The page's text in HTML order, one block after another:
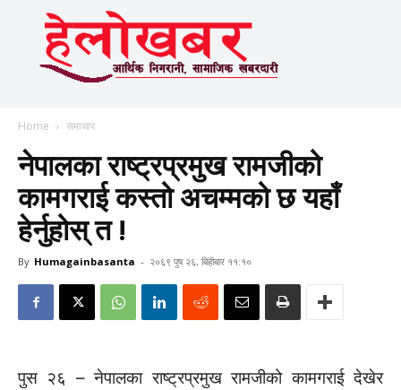
Home समाचार
नेपालका राष्ट्रप्रमुख रामजीको
कामगराई कस्तो अचम्मको छ यहाँ
हेर्नुहोस् त !
By Humagainbasanta - २०६९ पुष २६, बिहीबार ११:१०
पुस २६ – नेपालका राष्ट्रप्रमुख रामजीको कामगराई देखेर